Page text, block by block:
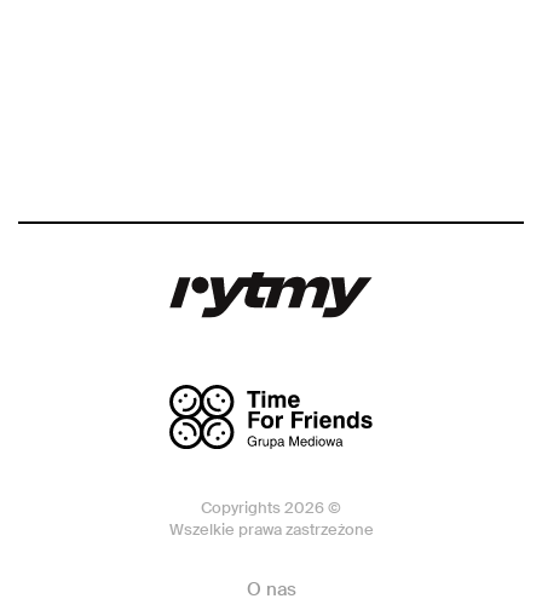
Copyrights 2026 ©
Wszelkie prawa zastrzeżone
O nas